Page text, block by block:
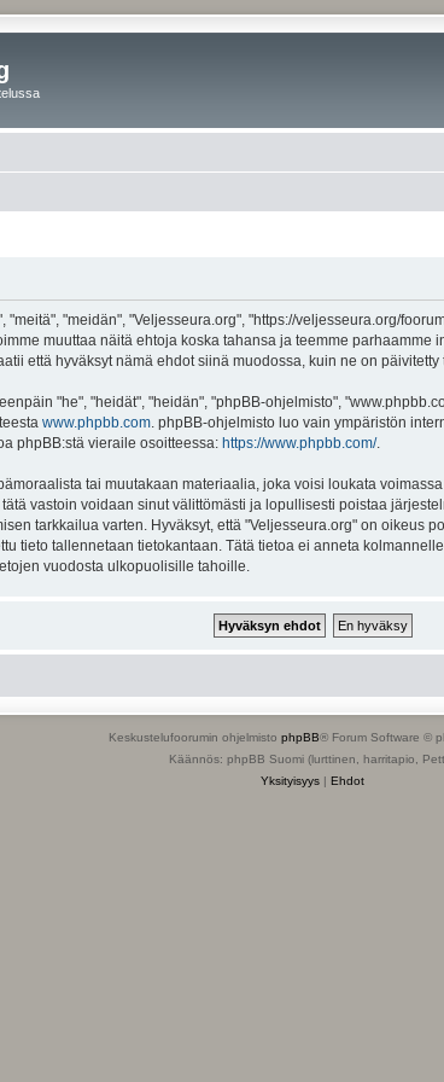
"meidän", "Veljesseura.org", "https://veljesseura.org/
muuttaa näitä ehtoja koska tahansa ja teemme
että hyväksyt nämä ehdot siinä muodossa, kuin ne on päivitetty
"he", "heidät", "heidän", "phpBB-ohjelmisto",
www.phpbb.com. phpBB-ohjelmisto luo vain ympäristön
phpBB:stä vieraile osoitteessa: https://www.phpbb.com/.
tai muutakaan materiaalia, joka voisi loukata
vastoin voidaan sinut välittömästi ja lopullisesti poistaa
tarkkailua varten. Hyväksyt, että "Veljesseura.org" on oikeus
tieto tallennetaan tietokantaan. Tätä tietoa ei anneta
vuodosta ulkopuolisille tahoille.
Keskustelufoorumin ohjelmisto phpBB® Forum Software ©
Käännös: phpBB Suomi (lurttinen, harritapio,
Yksityisyys | Ehdot